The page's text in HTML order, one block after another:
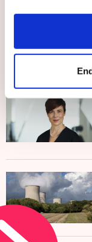
19 sep
Uppdaterad: